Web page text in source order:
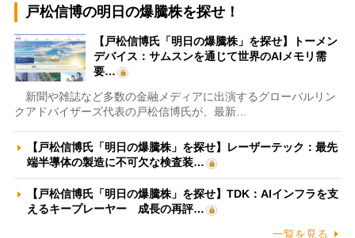
戸松信博の明日の爆騰株を探せ！
【戸松信博氏「明日の爆騰株」を探せ】トーメン
デバイス：サムスンを通じて世界のAIメモリ需
要…
新聞や雑誌など多数の金融メディアに出演するグローバルリン
クアドバイザーズ代表の戸松信博氏が、最新…
【戸松信博氏「明日の爆騰株」を探せ】レーザーテック：最先
端半導体の製造に不可欠な検査装…
【戸松信博氏「明日の爆騰株」を探せ】TDK：AIインフラを支
えるキープレーヤー 成長の再評…
一覧を見る